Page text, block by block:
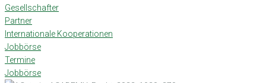
Gesellschafter
Partner
Internationale Kooperationen
Jobbörse
Termine
Jobbörse